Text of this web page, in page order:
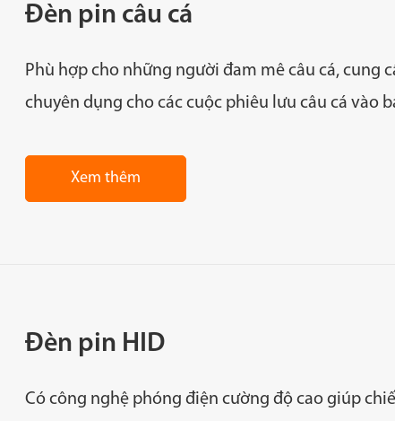
Đèn pin câu cá
Phù hợp cho những người đam mê câu cá, cung
chuyên dụng cho các cuộc phiêu lưu câu cá vào
Xem thêm
Đèn pin HID
Có công nghệ phóng điện cường độ cao giúp